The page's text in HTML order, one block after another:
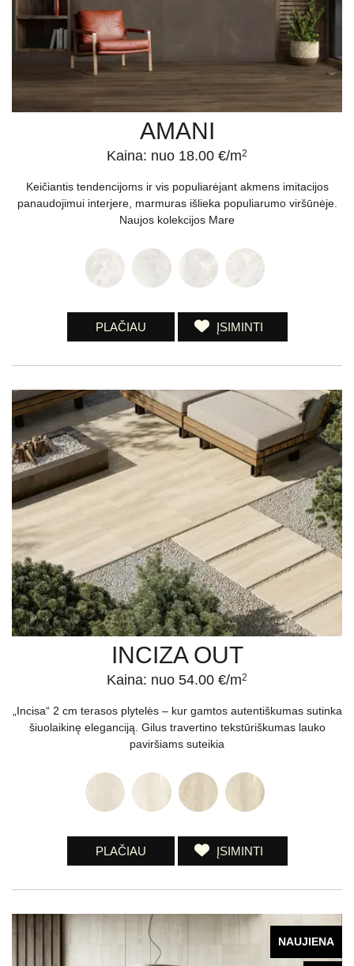
AMANI
Kaina: nuo 18.00 €/m2
Keičiantis tendencijoms ir vis populiarėjant akmens imitacijos
panaudojimui interjere, marmuras išlieka populiarumo viršūnėje.
Naujos kolekcijos Mare
PLAČIAU ĮSIMINTI
INCIZA OUT
Kaina: nuo 54.00 €/m2
„Incisa“ 2 cm terasos plytelės – kur gamtos autentiškumas sutinka
šiuolaikinę eleganciją. Gilus travertino tekstūriškumas lauko
paviršiams suteikia
PLAČIAU ĮSIMINTI
NAUJIENA